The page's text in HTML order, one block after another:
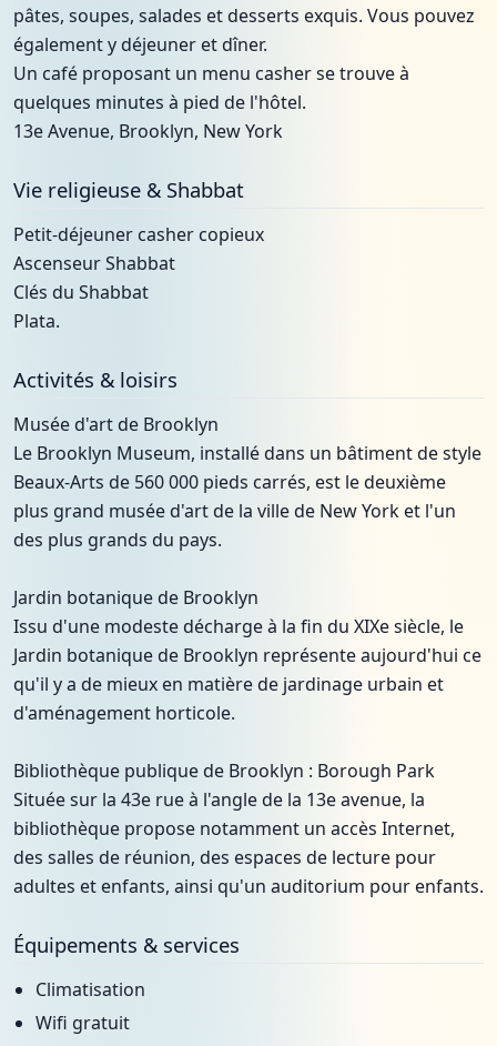
pâtes, soupes, salades et desserts exquis. Vous pouvez
également y déjeuner et dîner.
Un café proposant un menu casher se trouve à
quelques minutes à pied de l'hôtel.
13e Avenue, Brooklyn, New York
Vie religieuse & Shabbat
Petit-déjeuner casher copieux
Ascenseur Shabbat
Clés du Shabbat
Plata.
Activités & loisirs
Musée d'art de Brooklyn
Le Brooklyn Museum, installé dans un bâtiment de style
Beaux-Arts de 560 000 pieds carrés, est le deuxième
plus grand musée d'art de la ville de New York et l'un
des plus grands du pays.
Jardin botanique de Brooklyn
Issu d'une modeste décharge à la fin du XIXe siècle, le
Jardin botanique de Brooklyn représente aujourd'hui ce
qu'il y a de mieux en matière de jardinage urbain et
d'aménagement horticole.
Bibliothèque publique de Brooklyn : Borough Park
Située sur la 43e rue à l'angle de la 13e avenue, la
bibliothèque propose notamment un accès Internet,
des salles de réunion, des espaces de lecture pour
adultes et enfants, ainsi qu'un auditorium pour enfants.
Équipements & services
Climatisation
Wifi gratuit